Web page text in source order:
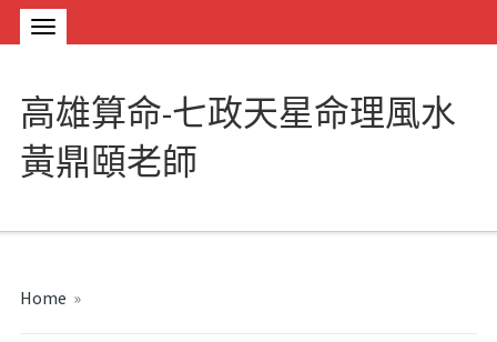
高雄算命-七政天星命理風水
黃鼎頤老師
Home »